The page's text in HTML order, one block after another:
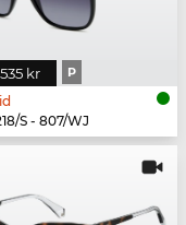
535 kr P
S - 807/WJ